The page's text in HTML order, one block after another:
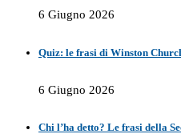
6 Giugno 2026
Quiz: le frasi di Winston
6 Giugno 2026
Chi l’ha detto? Le frasi della